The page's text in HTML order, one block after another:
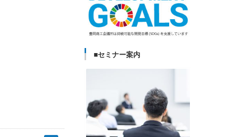
■セミナー案内